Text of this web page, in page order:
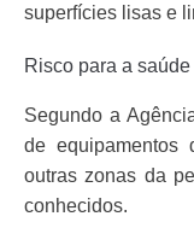
superfícies lisas e
Risco para a saúde
Segundo a
de equipamentos
outras zonas da
conhecidos.